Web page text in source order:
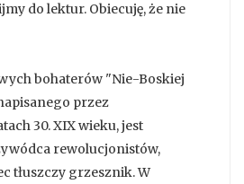
do lektur. Obiecuję, że nie
bohaterów "Nie-Boskiej
przez
30. XIX wieku, jest
rewolucjonistów,
tłuszczy grzesznik. W